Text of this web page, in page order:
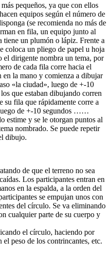
pequeños, ya que con ellos
equipos según el número de
(se recomienda no más de
en fila, un equipo junto al
tiene un plumón o lápiz. Frente a
coloca un pliego de papel u hoja
el dirigente nombra un tema, por
de cada fila corre hacia el
la mano y comienza a dibujar
«la ciudad», luego de +-10
que estaban dibujando corren
su fila que rápidamente corre a
de +-10 segundos ……
estime y se le otorgan puntos al
nombrado. Se puede repetir
dibujo.
de que el terreno no sea
Los participantes entran en
en la espalda, a la orden del
se empujan unos con
del círculo. Se va eliminando
cualquier parte de su cuerpo y
el círculo, haciendo por
el peso de los contrincantes, etc.